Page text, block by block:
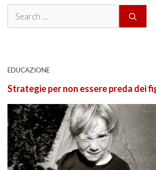
Search
EDUCAZIONE
Strategie per non essere preda dei